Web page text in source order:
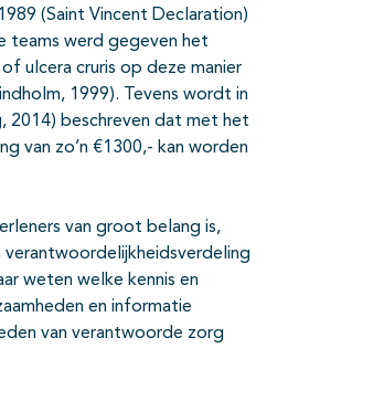
(Saint Vincent Declaration)
teams werd gegeven het
ulcera cruris op deze manier
1999). Tevens wordt in
2014) beschreven dat met het
van zo’n €1300,- kan worden
van groot belang is,
weten welke kennis en
en informatie
van verantwoorde zorg